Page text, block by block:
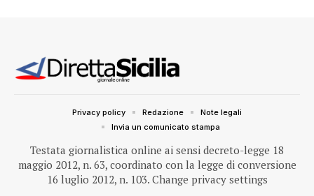
Testata giornalistica online ai sensi decreto-legge 18
maggio 2012, n. 63, coordinato con la legge di conversione
16 luglio 2012, n. 103. Change privacy settings
Privacy policy Redazione
Note legali
Invia un comunicato stampa